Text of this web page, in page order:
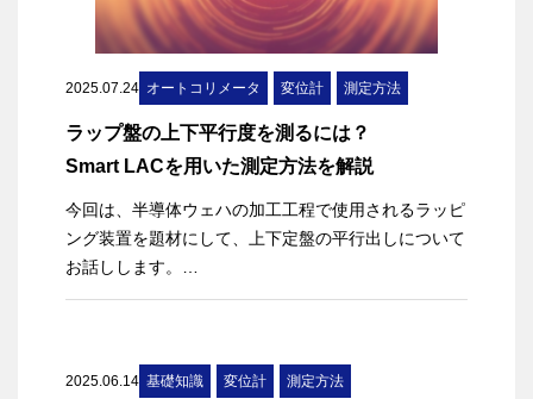
2025.07.24 オートコリメータ 変位計 測定方法
ラップ盤の上下平行度を測るには？
Smart LACを用いた測定方法を解説
今回は、半導体ウェハの加工工程で使用されるラッピ
ング装置を題材にして、上下定盤の平行出しについて
お話しします。
Smart LACを応用した測定方法で、より簡単に同じ結
2025.06.14 基礎知識 変位計 測定方法